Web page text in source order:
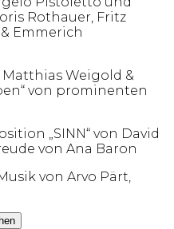
Rothauer, Fritz
Emmerich
Weigold &
von prominenten
„SINN“ von David
von Ana Baron
von Arvo Pärt,